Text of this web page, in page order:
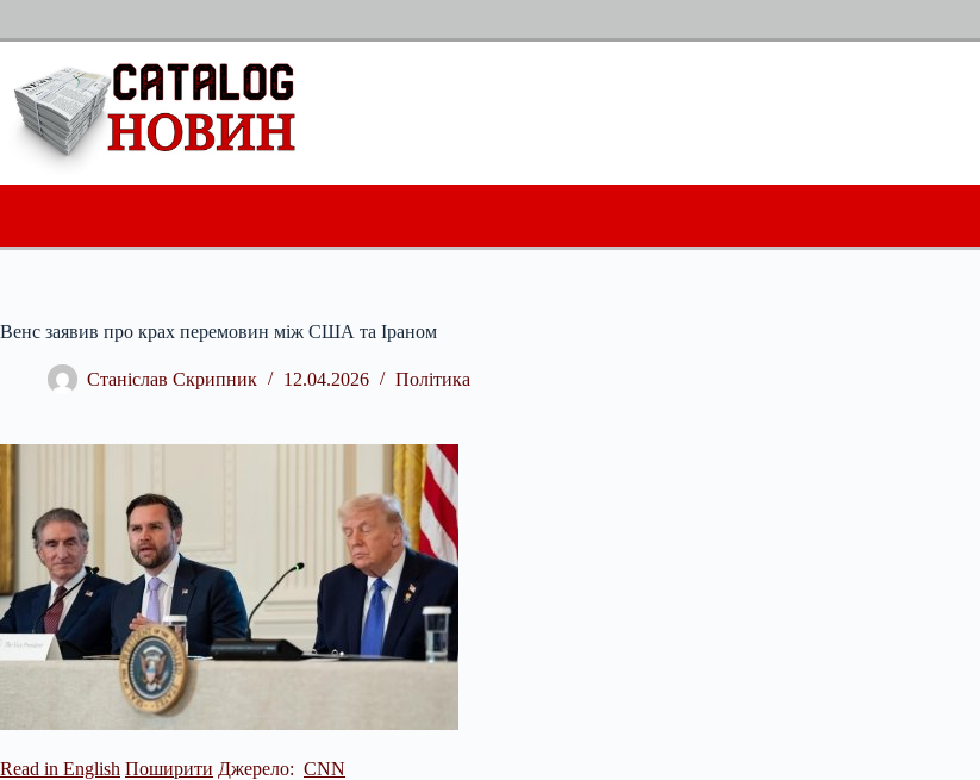
Венс заявив про крах перемовин між США та Іраном
Станіслав Скрипник 12.04.2026 Політика
Read in English Поширити Джерело: CNN